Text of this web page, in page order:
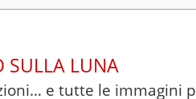
SULLA LUNA
e tutte le immagini